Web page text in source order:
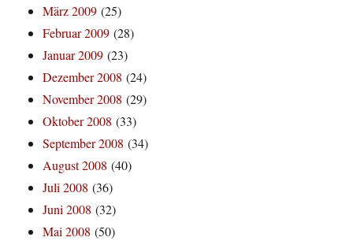
März 2009 (25)
Februar 2009 (28)
Januar 2009 (23)
Dezember 2008 (24)
November 2008 (29)
Oktober 2008 (33)
September 2008 (34)
August 2008 (40)
Juli 2008 (36)
Juni 2008 (32)
Mai 2008 (50)